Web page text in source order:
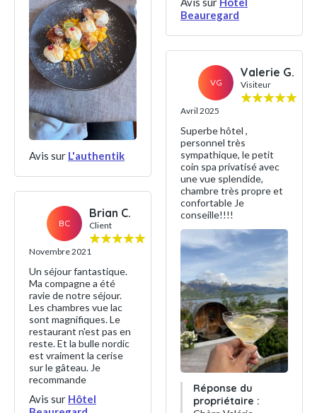
Avis sur L'authentik
BC
Brian C.
Client
Novembre 2021
Un séjour fantastique.
Ma compagne a été
ravie de notre séjour.
Les chambres vue lac
sont magnifiques. Le
restaurant n'est pas en
reste. Et la bulle nordic
est vraiment la cerise
sur le gâteau. Je
recommande
Avis sur Hôtel
Beauregard
VG
Valerie G.
Visiteur
Avril 2025
Superbe hôtel ,
personnel très
sympathique, le petit
coin spa privatisé avec
une vue splendide,
chambre très propre et
confortable Je
conseille!!!!
Réponse du
propriétaire :